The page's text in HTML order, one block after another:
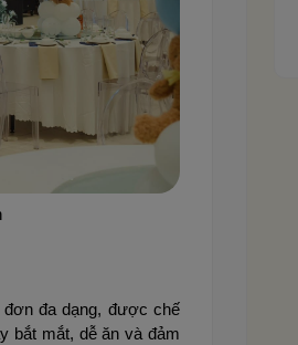
đa dạng, được chế
bắt mắt, dễ ăn và đảm